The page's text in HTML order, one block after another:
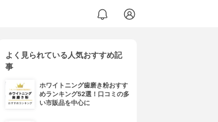
よく見られている人気おすすめ記
事
ホワイトニング歯磨き粉おすす
めランキング52選！口コミの多
い市販品を中心に